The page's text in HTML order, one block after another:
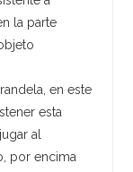
la parte
en este
esta
al
por encima